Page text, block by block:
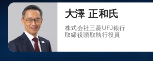
大澤 正和氏
株式会社三菱UFJ銀行
取締役頭取執行役員